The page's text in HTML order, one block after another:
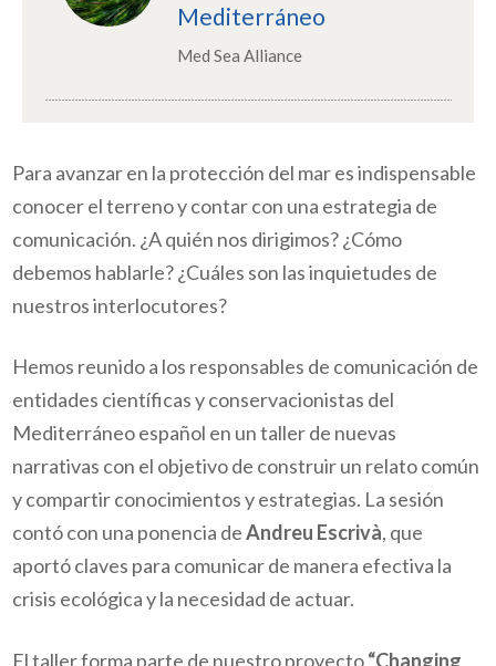
Mediterráneo
Med Sea Alliance
Para avanzar en la protección del mar es indispensable
conocer el terreno y contar con una estrategia de
comunicación. ¿A quién nos dirigimos? ¿Cómo
debemos hablarle? ¿Cuáles son las inquietudes de
nuestros interlocutores?
Hemos reunido a los responsables de comunicación de
entidades científicas y conservacionistas del
Mediterráneo español en un taller de nuevas
narrativas con el objetivo de construir un relato común
y compartir conocimientos y estrategias. La sesión
contó con una ponencia deAndreu Escrivà, que
aportó claves para comunicar de manera efectiva la
crisis ecológica y la necesidad de actuar.
El taller forma parte de nuestro proyecto“Changing